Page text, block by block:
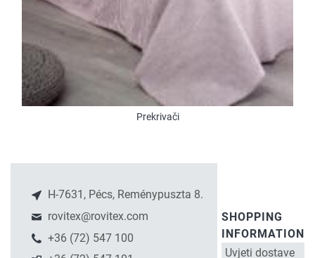
Prekrivači
H-7631, Pécs, Reménypuszta 8.
rovitex@rovitex.com
+36 (72) 547 100
SHOPPING
INFORMATION
Uvjeti dostave